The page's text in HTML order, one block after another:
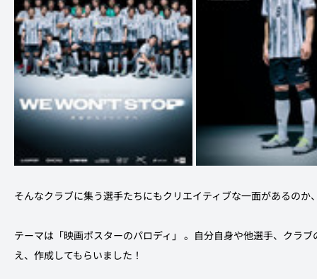
そんなクラブに集う選手たちにもクリエイティブな一面があるのか
テーマは「映画ポスターのパロディ」 。自分自身や他選手、クラ
え、作成してもらいました！